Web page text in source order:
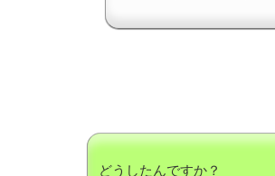
どうしたんですか？